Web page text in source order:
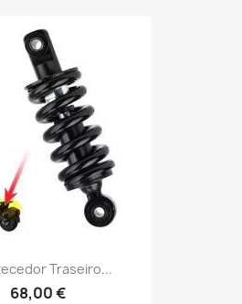
Traseiro...
68,00 €